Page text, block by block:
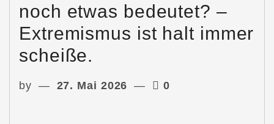
noch etwas bedeutet? –
Extremismus ist halt immer
scheiße.
by 27. Mai 2026 0